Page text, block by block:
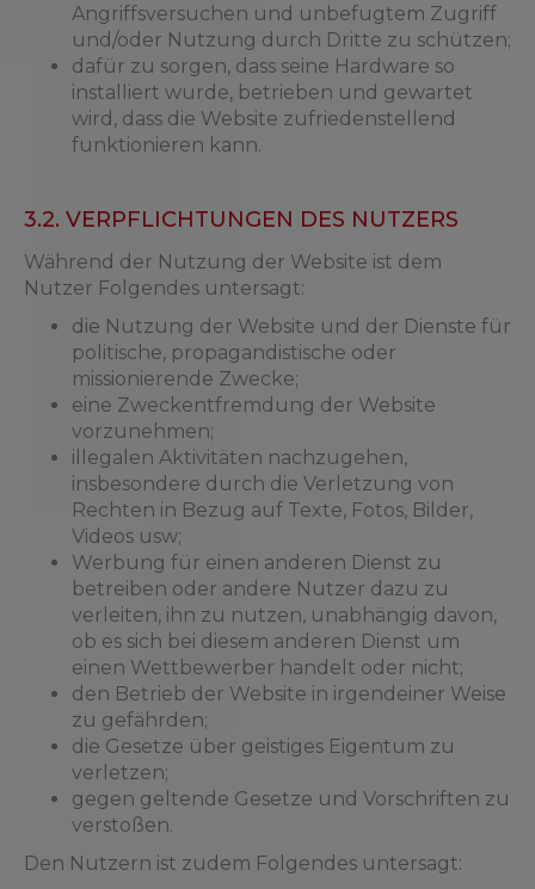
Angriffsversuchen und unbefugtem Zugriff
und/oder Nutzung durch Dritte zu schützen;
dafür zu sorgen, dass seine Hardware so
installiert wurde, betrieben und gewartet
wird, dass die Website zufriedenstellend
funktionieren kann.
3.2. VERPFLICHTUNGEN DES NUTZERS
Während der Nutzung der Website ist dem
Nutzer Folgendes untersagt:
die Nutzung der Website und der Dienste für
politische, propagandistische oder
missionierende Zwecke;
eine Zweckentfremdung der Website
vorzunehmen;
illegalen Aktivitäten nachzugehen,
insbesondere durch die Verletzung von
Rechten in Bezug auf Texte, Fotos, Bilder,
Videos usw;
Werbung für einen anderen Dienst zu
betreiben oder andere Nutzer dazu zu
verleiten, ihn zu nutzen, unabhängig davon,
ob es sich bei diesem anderen Dienst um
einen Wettbewerber handelt oder nicht;
den Betrieb der Website in irgendeiner Weise
zu gefährden;
die Gesetze über geistiges Eigentum zu
verletzen;
gegen geltende Gesetze und Vorschriften zu
verstoßen.
Den Nutzern ist zudem Folgendes untersagt: